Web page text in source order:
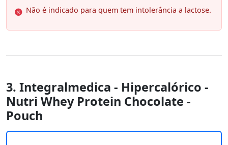
Não é indicado para quem tem intolerância a lactose.
3. Integralmedica - Hipercalórico -
Nutri Whey Protein Chocolate -
Pouch